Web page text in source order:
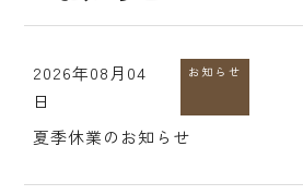
2026年08月04
日
お知らせ
夏季休業のお知らせ